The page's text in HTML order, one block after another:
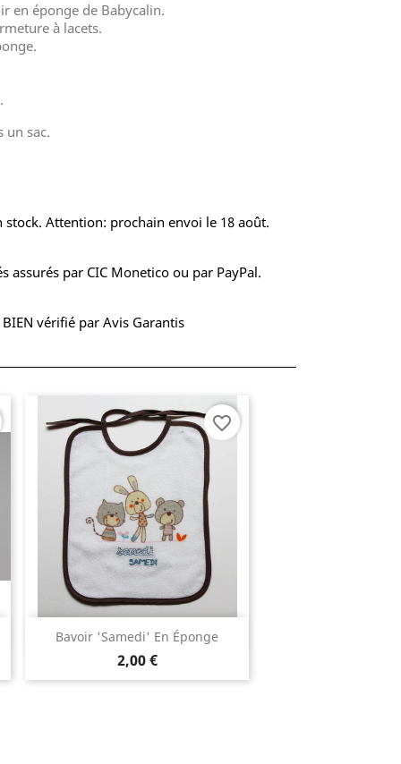
en éponge de Babycalin.
à lacets.
un sac.
stock. Attention: prochain envoi le 18 août.
assurés par CIC Monetico ou par PayPal.
BIEN vérifié par Avis Garantis
Bavoir 'samedi' En Éponge
2,00 €
Aperçu rapide
favorite_border